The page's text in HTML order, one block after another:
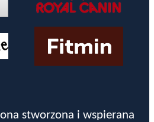
stworzona i wspierana